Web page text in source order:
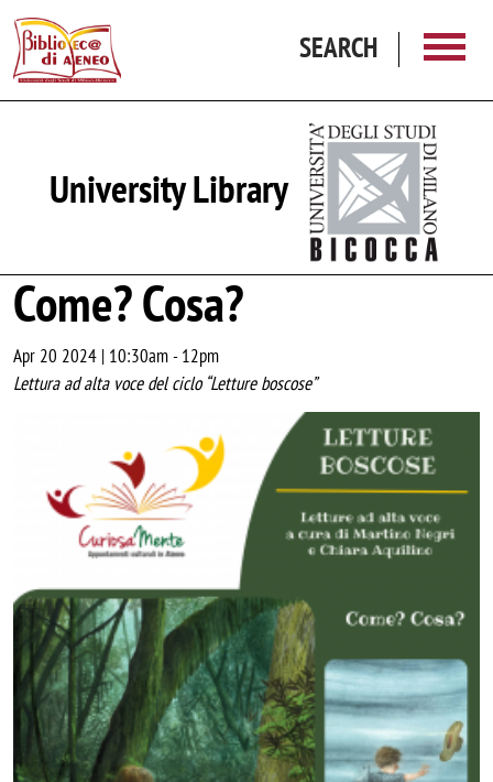
SEARCH
University Library
Come? Cosa?
Apr 20 2024 | 10:30am-12pm
Lettura ad alta voce del ciclo “Letture boscose”